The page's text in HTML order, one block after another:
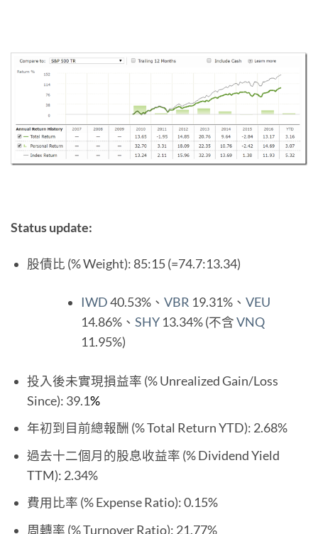
Status update:
股債比 (% Weight): 85:15 (=74.7:13.34)
IWD40.53%、 VBR 19.31%、 VEU
14.86%、 SHY13.34% (不含VNQ
11.95%)
投入後未實現損益率 (% Unrealized Gain/Loss
Since): 39.1%
年初到目前總報酬 (% Total Return YTD): 2.68%
過去十二個月的股息收益率 (% Dividend Yield
TTM): 2.34%
費用比率 (% Expense Ratio): 0.15%
周轉率 (% Turnover Ratio): 21.77%